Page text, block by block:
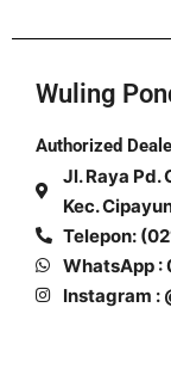
Wuling
Authorized
Jl. Raya Pd.
Kec.
Telepon:
WhatsApp :
Instagram :